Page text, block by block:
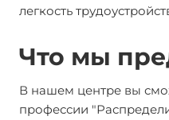
легкость
Что мы
В нашем центре вы
профессии